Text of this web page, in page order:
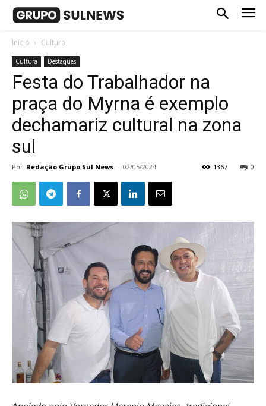
Início Cultura
Cultura Destaques
Festa do Trabalhador na
praça do Myrna é exemplo
dechamariz cultural na zona
sul
Por Redação Grupo Sul News - 02/05/2024 0
1367